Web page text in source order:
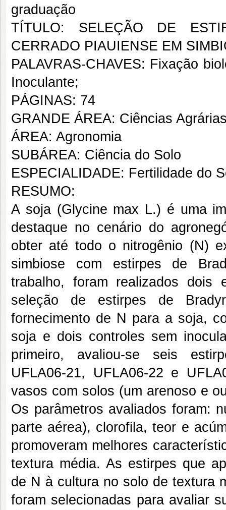
graduação
TÍTULO: SELEÇÃO DE
CERRADO PIAUIENSE EM
PALAVRAS-CHAVES: Fixação
Inoculante;
PÁGINAS: 74
GRANDE ÁREA: Ciências
ÁREA: Agronomia
SUBÁREA: Ciência do Solo
ESPECIALIDADE: Fertilidade do
RESUMO:
A soja (Glycine max L.) é uma
destaque no cenário do
obter até todo o nitrogênio (N)
simbiose com estirpes de
trabalho, foram realizados dois
seleção de estirpes de
fornecimento de N para a soja,
soja e dois controles sem
primeiro, avaliou-se seis
UFLA06-21, UFLA06-22 e
vasos com solos (um arenoso e
Os parâmetros avaliados foram:
parte aérea), clorofila, teor e
promoveram melhores
textura média. As estirpes que
de N à cultura no solo de textura
foram selecionadas para avaliar